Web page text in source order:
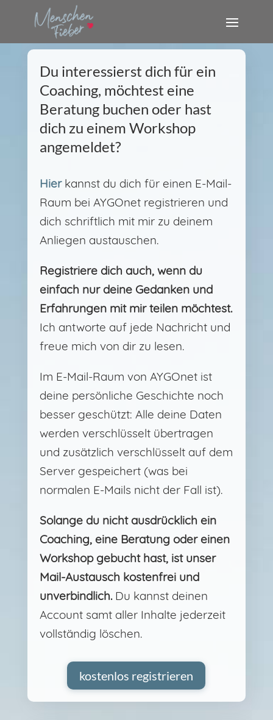
Du interessierst dich für ein
Coaching, möchtest eine
Beratung buchen oder hast
dich zu einem Workshop
angemeldet?
Hierkannst du dich für einen E-Mail-
Raum bei AYGOnet registrieren und
dich schriftlich mit mir zu deinem
Anliegen austauschen.
Registriere dich auch, wenn du
einfach nur deine Gedanken und
Erfahrungen mit mir teilen möchtest.
Ich antworte auf jede Nachricht und
freue mich von dir zu lesen.
Im E-Mail-Raum von AYGOnet ist
deine persönliche Geschichte noch
besser geschützt: Alle deine Daten
werden verschlüsselt übertragen
und zusätzlich verschlüsselt auf dem
Server gespeichert (was bei
normalen E-Mails nicht der Fall ist).
Solange du nicht ausdrücklich ein
Coaching, eine Beratung oder einen
Workshop gebucht hast, ist unser
Mail-Austausch kostenfrei und
unverbindlich.Du kannst deinen
Account samt aller Inhalte jederzeit
vollständig löschen.
kostenlos registrieren